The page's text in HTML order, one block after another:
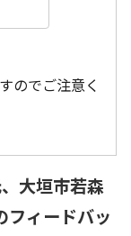
のでご注意く
大垣市若森
フィードバッ